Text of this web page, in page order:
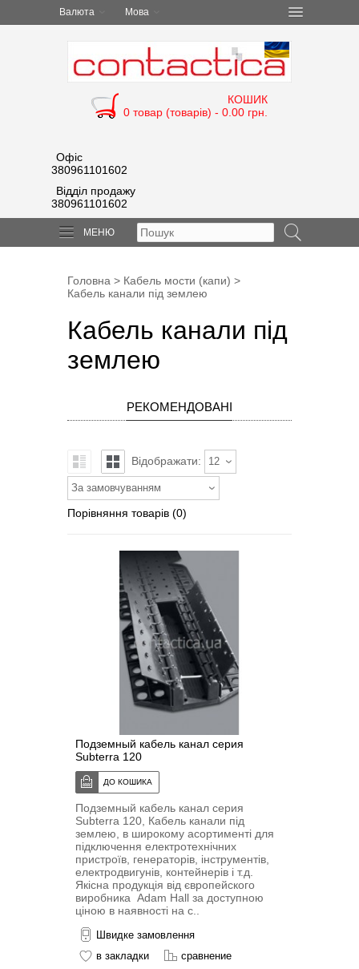
Валюта Мова
КОШИК
0 товар (товарів) - 0.00 грн.
Офіс
380961101602
Відділ продажу
380961101602
МЕНЮ
Головна > Кабель мости (капи) >
Кабель канали під землею
Кабель канали під
землею
РЕКОМЕНДОВАНІ
Відображати: 12
За замовчуванням
Порівняння товарів (0)
Подземный кабель канал серия
Subterra 120
Подземный кабель канал серия
Subterra 120, Кабель канали під
землею, в широкому асортименті для
підключення електротехнічних
пристроїв, генераторів, інструментів,
електродвигунів, контейнерів і т.д.
Якісна продукція від європейского
виробника Adam Hall за доступною
ціною в наявності на с..
Швидке замовлення
в закладки
сравнение